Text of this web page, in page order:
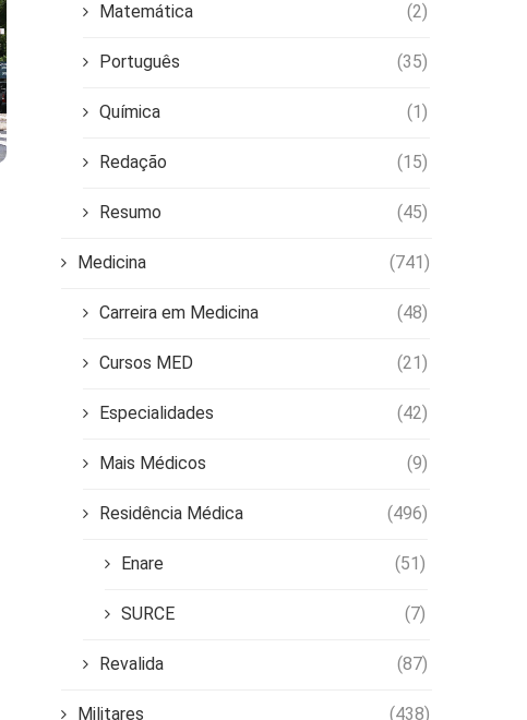
Matemática (2)
Português (35)
Química (1)
Redação (15)
Resumo (45)
Medicina (741)
Carreira em Medicina (48)
Cursos MED (21)
Especialidades (42)
Mais Médicos (9)
Residência Médica (496)
Enare (51)
SURCE (7)
Revalida (87)
Militares (438)